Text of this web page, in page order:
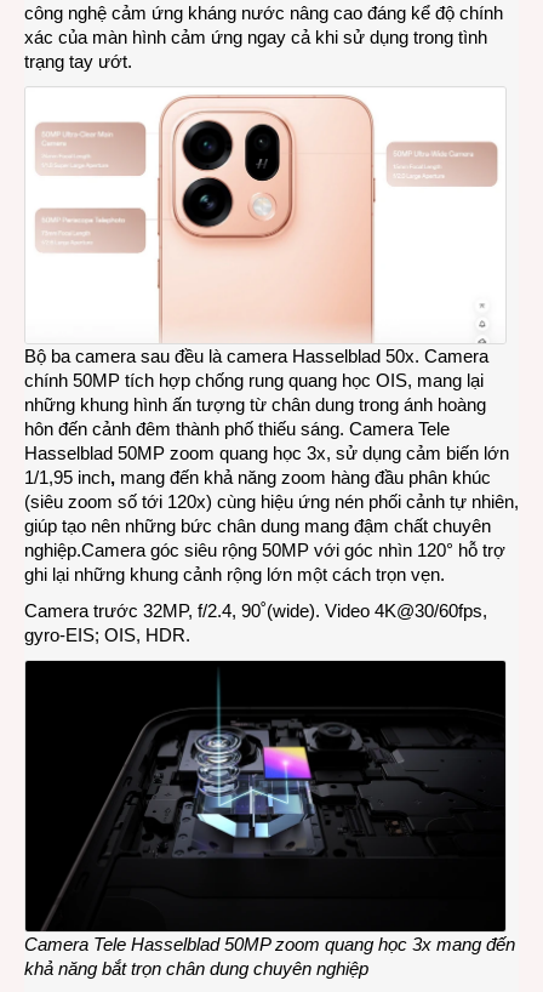
công nghệ cảm ứng kháng nước nâng cao đáng kể độ chính
xác của màn hình cảm ứng ngay cả khi sử dụng trong tình
trạng tay ướt.
Bộ ba camera sau đều là camera Hasselblad 50x. Camera
chính 50MP tích hợp chống rung quang học OIS, mang lại
những khung hình ấn tượng từ chân dung trong ánh hoàng
hôn đến cảnh đêm thành phố thiếu sáng. Camera Tele
Hasselblad 50MP zoom quang học 3x, sử dụng cảm biến lớn
1/1,95 inch, mang đến khả năng zoom hàng đầu phân khúc
(siêu zoom số tới 120x) cùng hiệu ứng nén phối cảnh tự nhiên,
giúp tạo nên những bức chân dung mang đậm chất chuyên
nghiệp.Camera góc siêu rộng 50MP với góc nhìn 120° hỗ trợ
ghi lại những khung cảnh rộng lớn một cách trọn vẹn.
Camera trước 32MP, f/2.4, 90˚(wide). Video 4K@30/60fps,
gyro-EIS; OIS, HDR.
Camera Tele Hasselblad 50MP zoom quang học 3x mang đến
khả năng bắt trọn chân dung chuyên nghiệp